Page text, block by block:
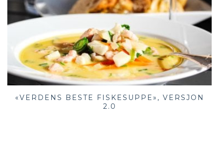
«VERDENS BESTE FISKESUPPE», VERSJON
2.0